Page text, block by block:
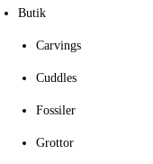
Butik
Carvings
Cuddles
Fossiler
Grottor